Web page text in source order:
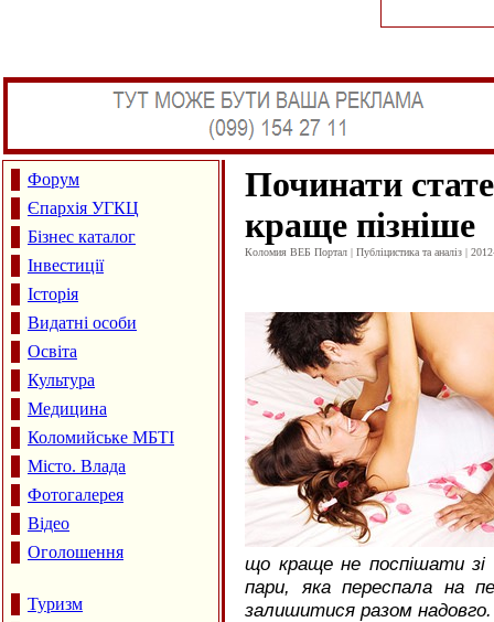
Форум
Єпархія УГКЦ
Бізнес каталог
Інвестиції
Історія
Видатні особи
Освіта
Культура
Медицина
Коломийське МБТІ
Місто. Влада
Фотогалерея
Відео
Оголошення
Туризм
Починати
краще пізніше
Коломия ВЕБ Портал | Публіцистика та аналіз |
що краще не поспішати
пари, яка переспала на
залишитися разом надовго.